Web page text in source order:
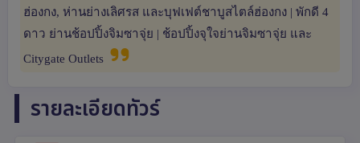
ฮ่องกง, ห่านย่างเลิศรส และบุฟเฟต์ชาบูสไตล์ฮ่องกง | พักดี 4
ดาว ย่านช้อปปิ้งจิมซาจุ่ย | ช้อปปิ้งจุใจย่านจิมซาจุ่ย และ
Citygate Outlets
รายละเอียดทัวร์